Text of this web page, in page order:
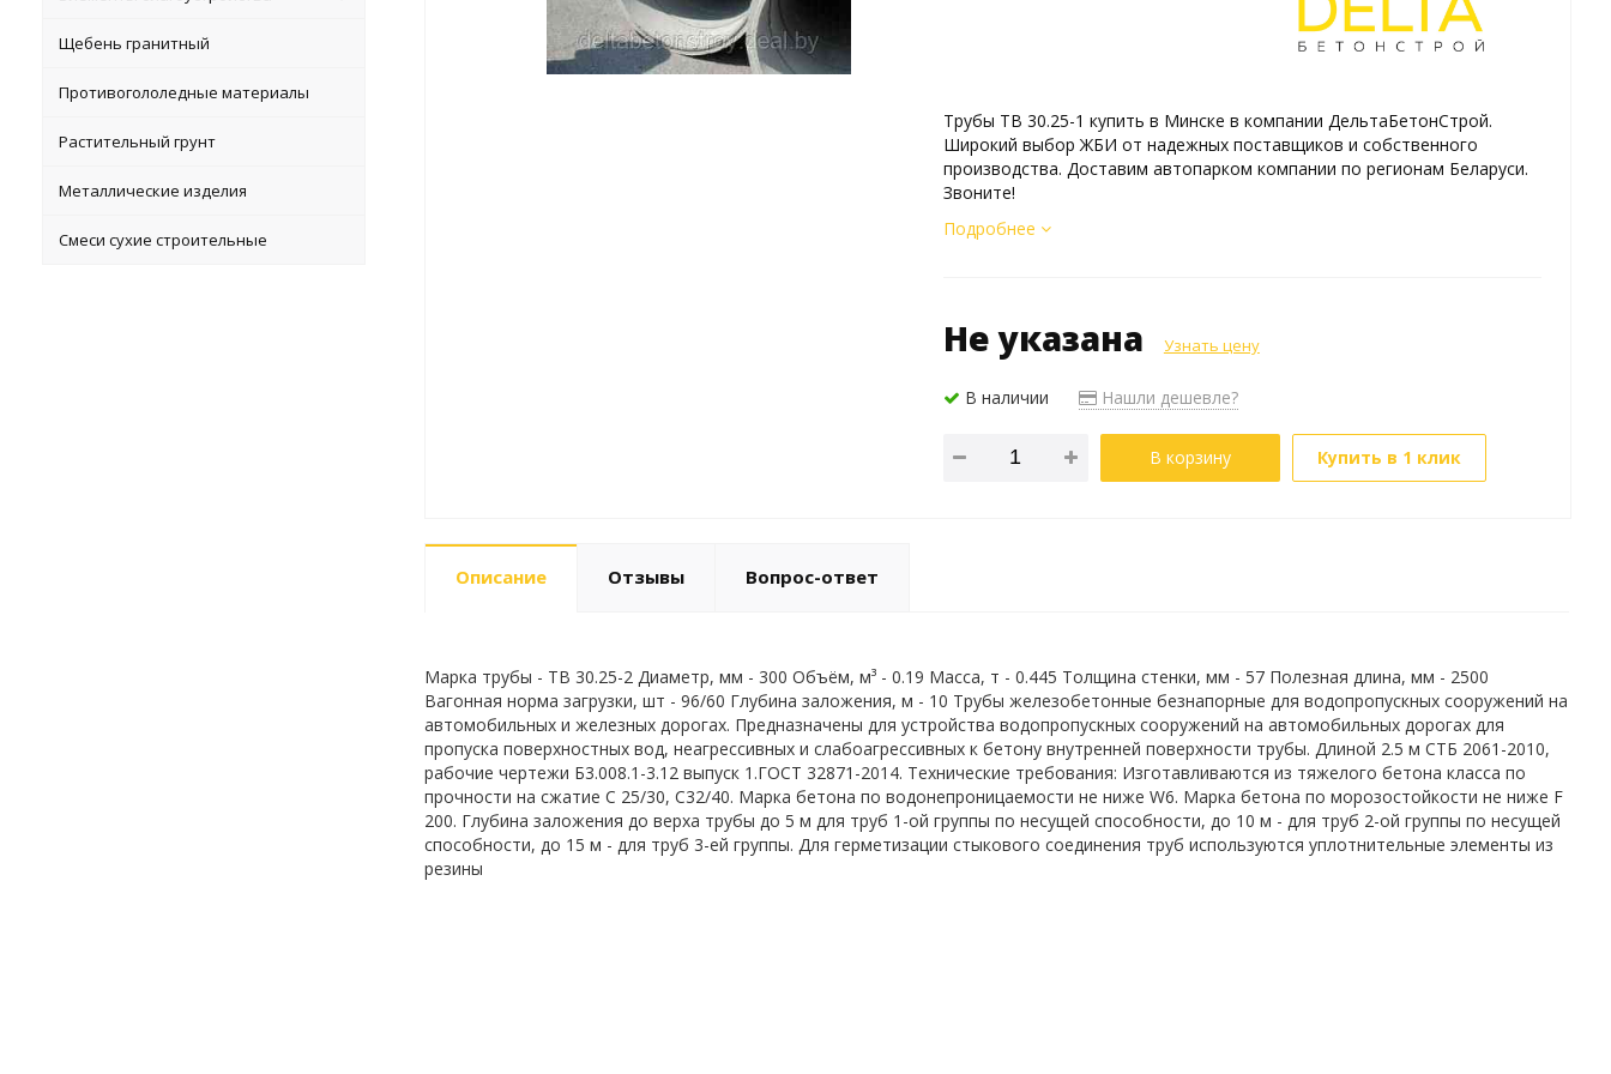
Щебень гранитный
Противогололедные материалы
Растительный грунт
Металлические изделия
Смеси сухие строительные
Трубы ТВ 30.25-1 купить в Минске в компании ДельтаБетонСтрой.
Широкий выбор ЖБИ от надежных поставщиков и собственного
производства. Доставим автопарком компании по регионам Беларуси.
Звоните!
Подробнее
Не указана Узнать цену
В наличии Нашли дешевле?
В корзину Купить в 1 клик
Описание Отзывы Вопрос-ответ
Марка трубы - ТВ 30.25-2 Диаметр, мм - 300 Объём, м³ - 0.19 Масса, т - 0.445 Толщина стенки, мм - 57 Полезная длина, мм - 2500
Вагонная норма загрузки, шт - 96/60 Глубина заложения, м - 10 Трубы железобетонные безнапорные для водопропускных сооружений на
автомобильных и железных дорогах. Предназначены для устройства водопропускных сооружений на автомобильных дорогах для
пропуска поверхностных вод, неагрессивных и слабоагрессивных к бетону внутренней поверхности трубы. Длиной 2.5 м СТБ 2061-2010,
рабочие чертежи Б3.008.1-3.12 выпуск 1.ГОСТ 32871-2014. Технические требования: Изготавливаются из тяжелого бетона класса по
прочности на сжатие C 25/30, С32/40. Марка бетона по водонепроницаемости не ниже W6. Марка бетона по морозостойкости не ниже F
200. Глубина заложения до верха трубы до 5 м для труб 1-ой группы по несущей способности, до 10 м - для труб 2-ой группы по несущей
способности, до 15 м - для труб 3-ей группы. Для герметизации стыкового соединения труб используются уплотнительные элементы из
резины